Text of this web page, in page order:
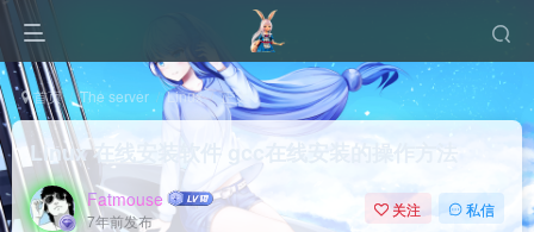
首页 The server Linux 正文
Linux 在线安装软件 gcc在线安装的操作方法
Fatmouse
7年前发布
关注 私信